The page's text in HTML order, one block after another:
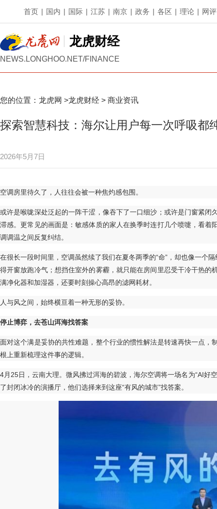
首页 | 国内 | 国际 | 江苏 | 南京 | 政务 | 各区 | 理论 | 网评
龙虎财经
NEWS.LONGHOO.NET/FINANCE
您的位置： 龙虎网 >龙虎财经 > 商业资讯
探索智慧科技：海尔让用户每一次呼吸都
2026年5月7日
空调房里待久了，人往往会被一种焦灼感包围。
或许是喉咙深处泛起的一阵干涩，像吞下了一口细沙；或许是门窗紧
滞感。更常见的画面是：敏感体质的家人在换季时连打几个喷嚏，看
调调温之间反复纠结。
在很长一段时间里，空调虽然续了我们在夏冬两季的“命”，却也像一个
得开窗放跑冷气；想挡住室外的雾霾，就只能在房间里忍受干冷干热
满净化器和加湿器，还要时刻操心高昂的滤网耗材。
人与风之间，始终横亘着一种无形的妥协。
停止博弈，去苍山洱海找答案
面对这个满是妥协的共性难题，整个行业的惯性解法是转速再快一点
根上重新梳理这件事的逻辑。
4月25日，云南大理。微风拂过洱海的碧波，海尔空调将一场名为“AI好
了封闭冰冷的演播厅，他们选择来到这座“有风的城市”找答案。